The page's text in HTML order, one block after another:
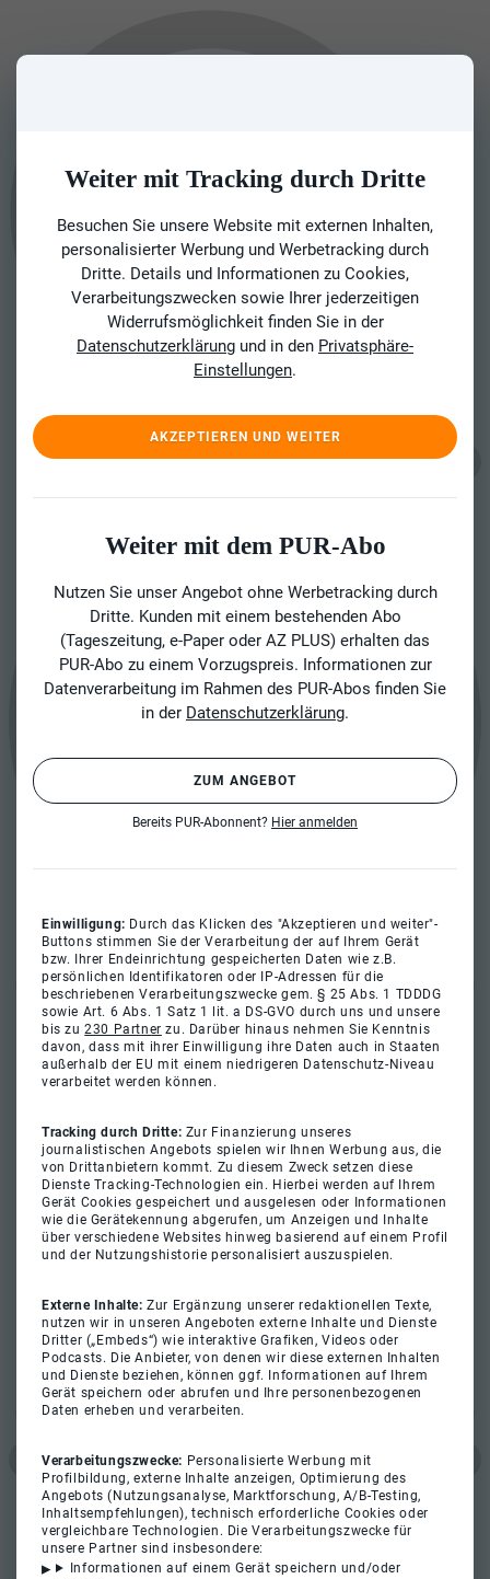
Weiter mit Tracking durch Dritte
Besuchen Sie unsere Website mit externen Inhalten,
personalisierter Werbung und Werbetracking durch
Dritte. Details und Informationen zu Cookies,
Verarbeitungszwecken sowie Ihrer jederzeitigen
Widerrufsmöglichkeit finden Sie in der
Datenschutzerklärung und in den Privatsphäre-
Einstellungen.
AKZEPTIEREN UND WEITER
Weiter mit dem PUR-Abo
Nutzen Sie unser Angebot ohne Werbetracking durch
Dritte. Kunden mit einem bestehenden Abo
(Tageszeitung, e-Paper oder AZ PLUS) erhalten das
PUR-Abo zu einem Vorzugspreis. Informationen zur
Datenverarbeitung im Rahmen des PUR-Abos finden Sie
in der Datenschutzerklärung.
ZUM ANGEBOT
Bereits PUR-Abonnent? Hier anmelden
Einwilligung: Durch das Klicken des "Akzeptieren und weiter"-
Buttons stimmen Sie der Verarbeitung der auf Ihrem Gerät
bzw. Ihrer Endeinrichtung gespeicherten Daten wie z.B.
persönlichen Identifikatoren oder IP-Adressen für die
beschriebenen Verarbeitungszwecke gem. § 25 Abs. 1 TDDDG
sowie Art. 6 Abs. 1 Satz 1 lit. a DS-GVO durch uns und unsere
bis zu230 Partner zu. Darüber hinaus nehmen Sie Kenntnis
davon, dass mit ihrer Einwilligung ihre Daten auch in Staaten
außerhalb der EU mit einem niedrigeren Datenschutz-Niveau
verarbeitet werden können.
Tracking durch Dritte: Zur Finanzierung unseres
journalistischen Angebots spielen wir Ihnen Werbung aus, die
von Drittanbietern kommt. Zu diesem Zweck setzen diese
Dienste Tracking-Technologien ein. Hierbei werden auf Ihrem
Gerät Cookies gespeichert und ausgelesen oder Informationen
wie die Gerätekennung abgerufen, um Anzeigen und Inhalte
über verschiedene Websites hinweg basierend auf einem Profil
und der Nutzungshistorie personalisiert auszuspielen.
Externe Inhalte:Zur Ergänzung unserer redaktionellen Texte,
nutzen wir in unseren Angeboten externe Inhalte und Dienste
Dritter („Embeds“) wie interaktive Grafiken, Videos oder
Podcasts. Die Anbieter, von denen wir diese externen Inhalten
und Dienste beziehen, können ggf. Informationen auf Ihrem
Gerät speichern oder abrufen und Ihre personenbezogenen
Daten erheben und verarbeiten.
Verarbeitungszwecke: Personalisierte Werbung mit
Profilbildung, externe Inhalte anzeigen, Optimierung des
Angebots (Nutzungsanalyse, Marktforschung, A/B-Testing,
Inhaltsempfehlungen), technisch erforderliche Cookies oder
vergleichbare Technologien. Die Verarbeitungszwecke für
unsere Partner sind insbesondere:
Informationen auf einem Gerät speichern und/oder